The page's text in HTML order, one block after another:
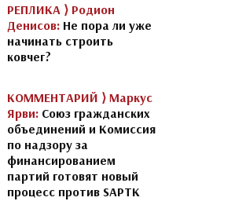
РЕПЛИКА ⟩ Родион
Денисов: Не пора ли уже
начинать строить
ковчег?
КОММЕНТАРИЙ ⟩ Маркус
Ярви: Союз гражданских
объединений и Комиссия
по надзору за
финансированием
партий готовят новый
процесс против SAPTK